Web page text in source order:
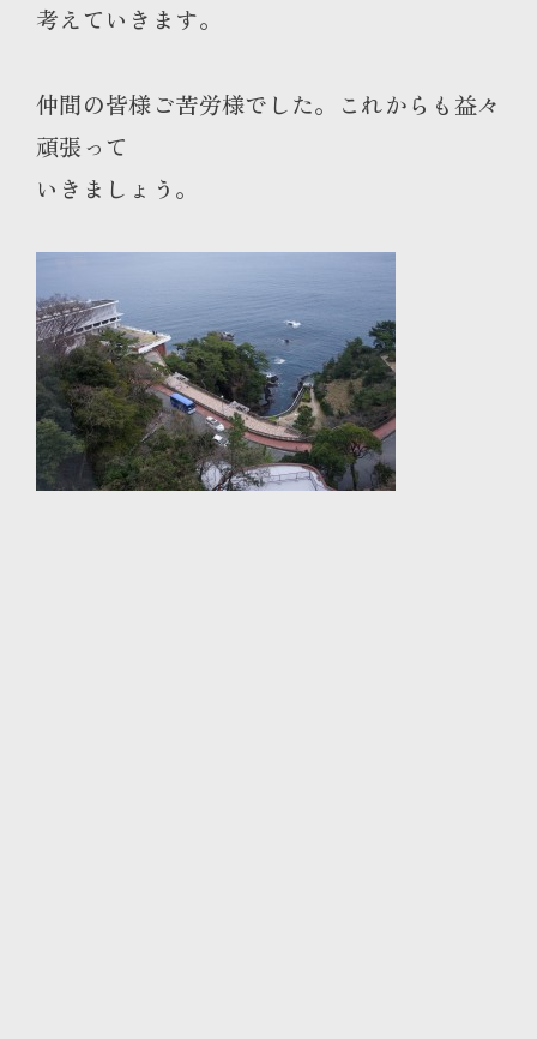
考えていきます。
仲間の皆様ご苦労様でした。これからも益々
頑張って
いきましょう。